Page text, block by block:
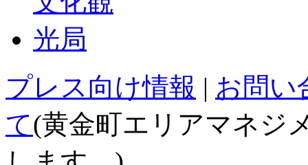
プレス向け情報 | お問い
て(黄金町エリアマネジ